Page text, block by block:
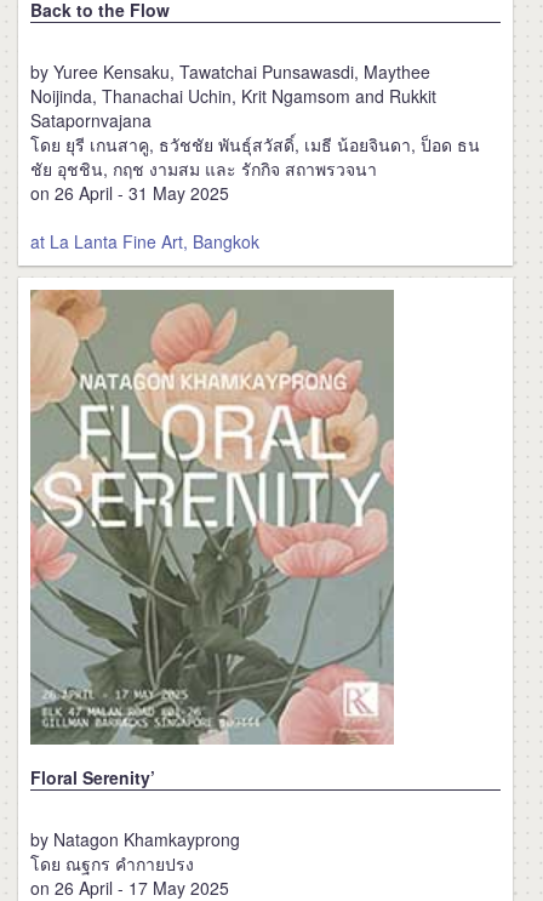
Back to the Flow
by Yuree Kensaku, Tawatchai Punsawasdi, Maythee
Noijinda, Thanachai Uchin, Krit Ngamsom and Rukkit
Satapornvajana
โดย ยุรี เกนสาคู, ธวัชชัย พันธุ์สวัสดิ์, เมธี น้อยจินดา, ป็อด ธน
ชัย อุชชิน, กฤช งามสม และ รักกิจ สถาพรวจนา
on 26 April - 31 May 2025
at La Lanta Fine Art, Bangkok
Floral Serenity’
by Natagon Khamkayprong
โดย ณฐกร คำกายปรง
on 26 April - 17 May 2025